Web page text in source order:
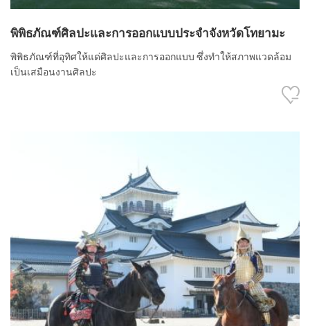
พิพิธภัณฑ์ศิลปะและการออกแบบประจำจังหวัดโทยามะ
พิพิธภัณฑ์ที่อุทิศให้แด่ศิลปะและการออกแบบ ซึ่งทำให้สภาพแวดล้อม
เป็นเสมือนงานศิลปะ